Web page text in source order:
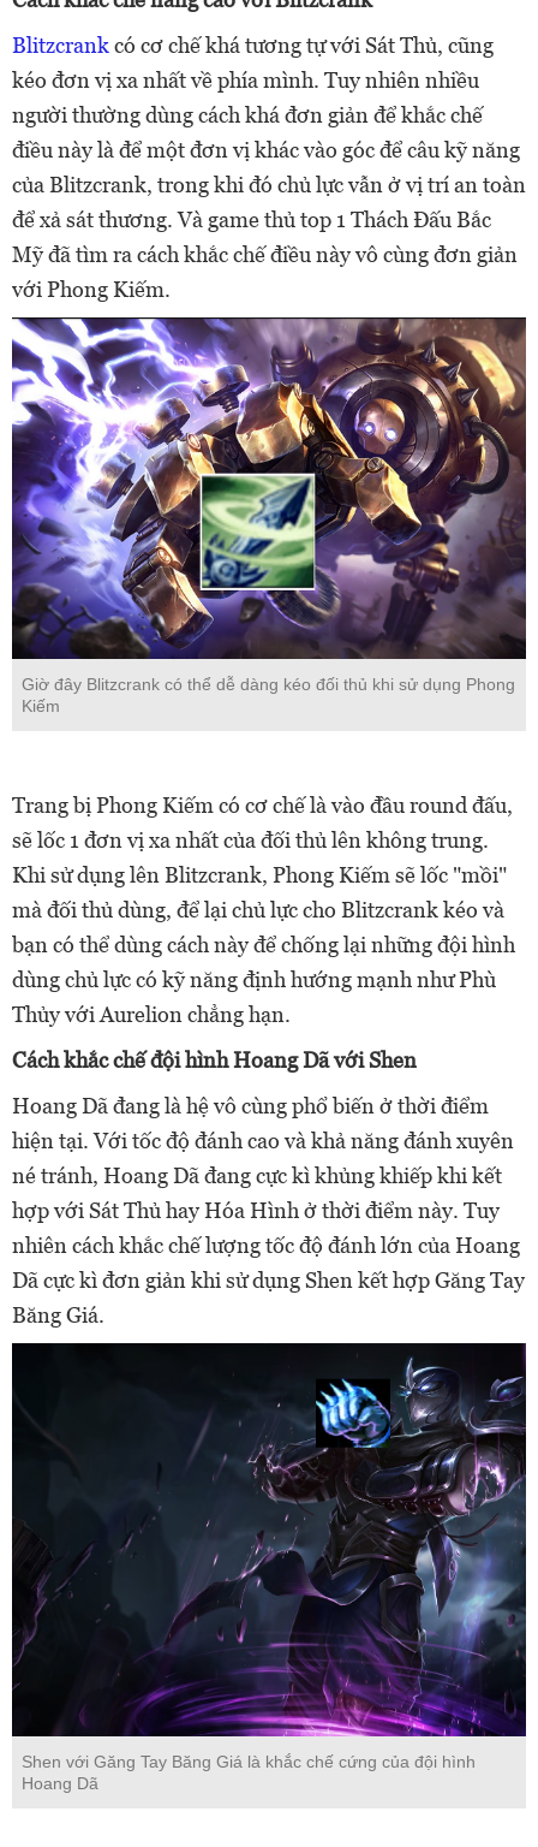
Blitzcrankcó cơ chế khá tương tự với Sát Thủ, cũng
kéo đơn vị xa nhất về phía mình. Tuy nhiên nhiều
người thường dùng cách khá đơn giản để khắc chế
điều này là để một đơn vị khác vào góc để câu kỹ năng
của Blitzcrank, trong khi đó chủ lực vẫn ở vị trí an toàn
để xả sát thương. Và game thủ top 1 Thách Đấu Bắc
Mỹ đã tìm ra cách khắc chế điều này vô cùng đơn giản
với Phong Kiếm.
Giờ đây Blitzcrank có thể dễ dàng kéo đối thủ khi sử dụng Phong
Kiếm
Trang bị Phong Kiếm có cơ chế là vào đầu round đấu,
sẽ lốc 1 đơn vị xa nhất của đối thủ lên không trung.
Khi sử dụng lên Blitzcrank, Phong Kiếm sẽ lốc "mồi"
mà đối thủ dùng, để lại chủ lực cho Blitzcrank kéo và
bạn có thể dùng cách này để chống lại những đội hình
dùng chủ lực có kỹ năng định hướng mạnh như Phù
Thủy với Aurelion chẳng hạn.
Cách khắc chế đội hình Hoang Dã với Shen
Hoang Dã đang là hệ vô cùng phổ biến ở thời điểm
hiện tại. Với tốc độ đánh cao và khả năng đánh xuyên
né tránh, Hoang Dã đang cực kì khủng khiếp khi kết
hợp với Sát Thủ hay Hóa Hình ở thời điểm này. Tuy
nhiên cách khắc chế lượng tốc độ đánh lớn của Hoang
Dã cực kì đơn giản khi sử dụng Shen kết hợp Găng Tay
Băng Giá.
Shen với Găng Tay Băng Giá là khắc chế cứng của đội hình
Hoang Dã